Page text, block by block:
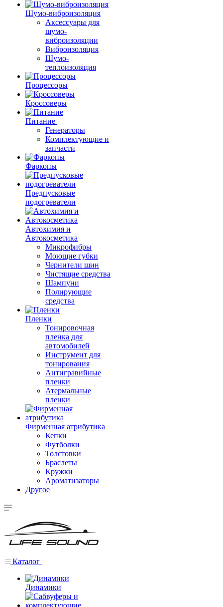
Шумо-виброизоляция
Аксессуары для
шумо-
виброизоляции
Виброизоляция
Шумо-
теплоизоляция
Процессоры
Кроссоверы
Питание
Генераторы
Комплектующие и
запчасти
Фаркопы
Предпусковые
подогреватели
Автохимия и
Автокосметика
Микрофибры
Моющие губки
Чернители шин
Чистящие средства
Шампуни
Полирующие
средства
Пленки
Тонировочная
пленка для
автомобилей
Инструмент для
тонирования
Антигравийные
пленки
Атермальные
пленки
Фирменная атрибутика
Кепки
Футболки
Толстовки
Браслеты
Кружки
Ароматизаторы
Другое
Каталог
Динамики